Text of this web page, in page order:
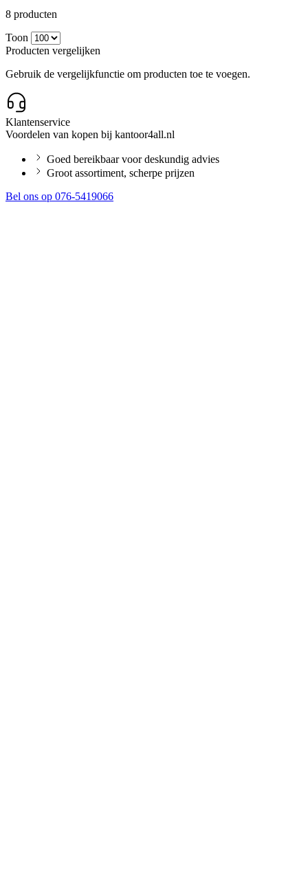
8 producten
Toon
Producten vergelijken
Gebruik de vergelijkfunctie om producten toe te voegen.
Klantenservice
Voordelen van kopen bij kantoor4all.nl
Goed bereikbaar voor deskundig advies
Groot assortiment, scherpe prijzen
Bel ons op 076-5419066